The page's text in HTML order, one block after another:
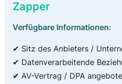
Zapper
Verfügbare Informationen:
✔ Sitz des Anbieters /
✔ Datenverarbeitende
✔ AV-Vertrag / DPA